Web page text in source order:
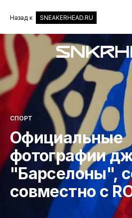
Назад к SNEAKERHEAD.RU
СПОРТ
Официальные
фотографии
"Барселоны",
совместно с